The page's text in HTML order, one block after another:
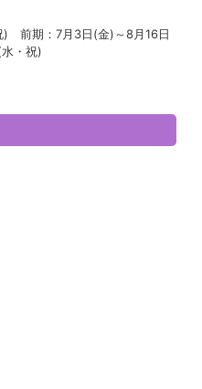
前期：7月3日(金)～8月16日
水・祝)